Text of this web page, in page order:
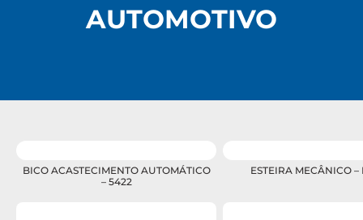
AUTOMOTIVO
BICO ACASTECIMENTO AUTOMÁTICO
– 5422
ESTEIRA MECÂNICO –